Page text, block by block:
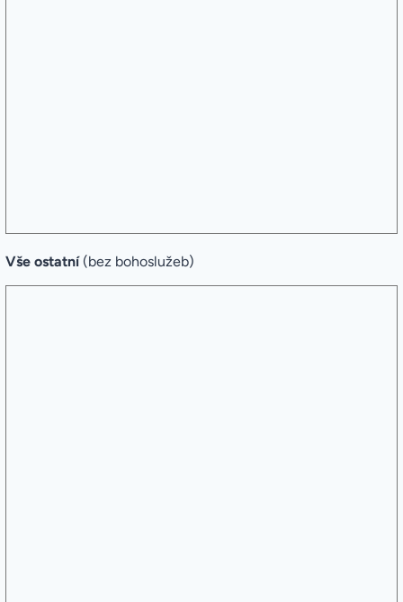
Vše ostatní (bez bohoslužeb)